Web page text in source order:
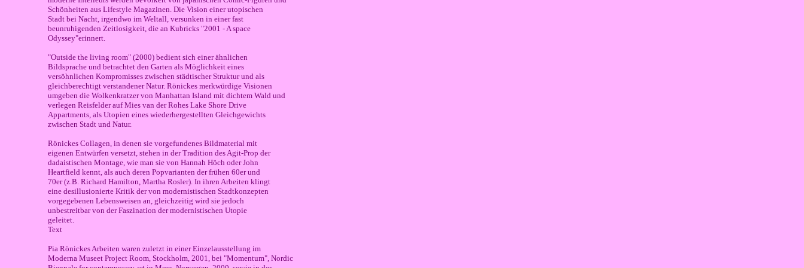
Schönheiten aus Lifestyle Magazinen. Die Vision einer utopischen
Stadt bei Nacht, irgendwo im Weltall, versunken in einer fast
beunruhigenden Zeitlosigkeit, die an Kubricks "2001 - A space
Odyssey"erinnert.
"Outside the living room" (2000) bedient sich einer ähnlichen
Bildsprache und betrachtet den Garten als Möglichkeit eines
versöhnlichen Kompromisses zwischen städtischer Struktur und als
gleichberechtigt verstandener Natur. Rönickes merkwürdige Visionen
umgeben die Wolkenkratzer von Manhattan Island mit dichtem Wald und
verlegen Reisfelder auf Mies van der Rohes Lake Shore Drive
Appartments, als Utopien eines wiederhergestellten Gleichgewichts
zwischen Stadt und Natur.
Rönickes Collagen, in denen sie vorgefundenes Bildmaterial mit
eigenen Entwürfen versetzt, stehen in der Tradition des Agit-Prop der
dadaistischen Montage, wie man sie von Hannah Höch oder John
Heartfield kennt, als auch deren Popvarianten der frühen 60er und
70er (z.B. Richard Hamilton, Martha Rosler). In ihren Arbeiten klingt
eine desillusionierte Kritik der von modernistischen Stadtkonzepten
vorgegebenen Lebensweisen an, gleichzeitig wird sie jedoch
unbestreitbar von der Faszination der modernistischen Utopie
geleitet.
Text
Pia Rönickes Arbeiten waren zuletzt in einer Einzelausstellung im
Moderna Museet Project Room, Stockholm, 2001, bei "Momentum", Nordic